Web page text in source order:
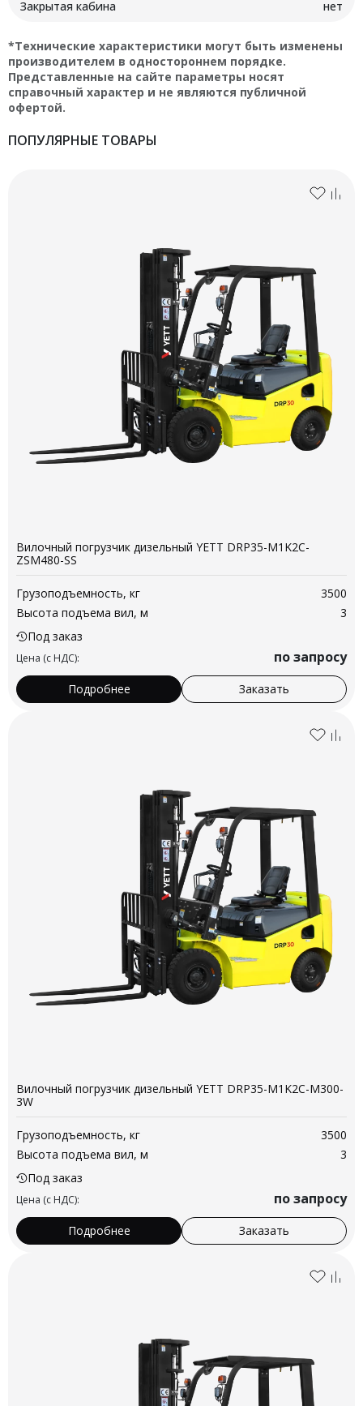
Закрытая кабина нет
*Технические характеристики могут быть изменены
производителем в одностороннем порядке.
Представленные на сайте параметры носят
справочный характер и не являются публичной
офертой.
ПОПУЛЯРНЫЕ ТОВАРЫ
Вилочный погрузчик дизельный YETT DRP35-M1K2C-
ZSM480-SS
Грузоподъемность, кг
3500
Высота подъема вил, м
3
Под заказ
Цена (с НДС): по запросу
Подробнее Заказать
Вилочный погрузчик дизельный YETT DRP35-M1K2C-M300-
3W
Грузоподъемность, кг
3500
Высота подъема вил, м
3
Под заказ
Цена (с НДС): по запросу
Подробнее Заказать